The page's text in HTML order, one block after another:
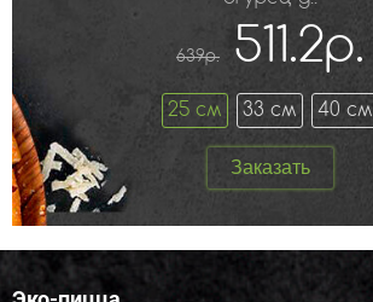
639р. 511.2р.
25 см 33 см 40 см
Заказать